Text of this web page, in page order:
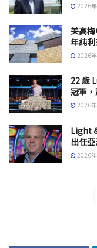
2026
美高
年純
2026
22 歲
冠軍
2026
Light
出任
2026